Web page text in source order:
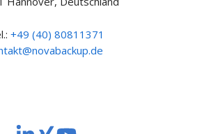
+49 (40) 80811371